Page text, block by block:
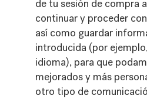
de tu sesión de compra
continuar y proceder
así como guardar
introducida (por
idioma), para que
mejorados y más
otro tipo de